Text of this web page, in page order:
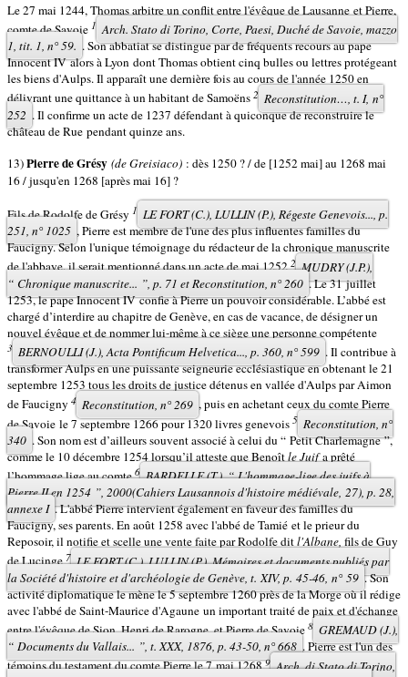
Le 27 mai 1244, Thomas arbitre un conflit entre l'évêque de Lausanne et Pierre,
comte de Savoie 1 Arch. Stato di Torino, Corte, Paesi, Duché de Savoie, mazzo
1, tit. 1, n° 59. . Son abbatiat se distingue par de fréquents recours au pape
Innocent IV alors à Lyon dont Thomas obtient cinq bulles ou lettres protégeant
les biens d'Aulps. Il apparaît une dernière fois au cours de l'année 1250 en
délivrant une quittance à un habitant de Samoëns 2 Reconstitution…, t. I, n°
252 . Il confirme un acte de 1237 défendant à quiconque de reconstruire le
château de Rue pendant quinze ans.
13)Pierre de Grésy (de Greisiaco) : dès 1250 ? / de [1252 mai] au 1268 mai
16 / jusqu'en 1268 [après mai ­16] ?
Fils de Rodolfe de Grésy 1 LE FORT (C.), LULLIN (P.), Régeste Genevois..., p.
251, n° 1025 , Pierre est membre de l'une des plus influentes familles du
Faucigny. Selon l'unique témoignage du rédacteur de la chronique manuscrite
de l'abbaye, il serait mentionné dans un acte de mai 1252 2 MUDRY (J.P.),
“ Chronique manuscrite... ”, p. 71 etReconstitution, n° 260 . Le 31 juillet
1253, le pape Innocent IV confie à Pierre un pouvoir considérable. L’abbé est
chargé d’interdire au chapitre de Genève, en cas de vacance, de désigner un
nouvel évêque et de nommer lui-même à ce siège une personne compétente
3 BERNOULLI (J.),Acta Pontificum Helvetica..., p. 360, n° 599 . Il contribue à
transformer Aulps en une puissante seigneurie ecclésiastique en obtenant le 21
septembre 1253 tous les droits de justice détenus en vallée d'Aulps par Aimon
de Faucigny 4 Reconstitution, n° 269 , puis en achetant ceux du comte Pierre
de Savoie le 7 septembre 1266 pour 1320 livres genevois 5 Reconstitution, n°
340 . Son nom est d’ailleurs souvent associé à celui du “ Petit Charlemagne ”,
comme le 10 décembre 1254 lorsqu’il atteste que Benoîtle Juif a prêté
l’hommage lige au comte 6 BARDELLE (T.), “ L'hommage-lige des juifs à
Pierre II en 1254 ”, 2000(Cahiers Lausannois d'histoire médiévale, 27), p. 28,
annexe I . L'abbé Pierre intervient également en faveur des familles du
Faucigny, ses parents. En août 1258 avec l'abbé de Tamié et le prieur du
Reposoir, il notifie et scelle une vente faite par Rodolfe ditl'Albane, fils de Guy
de Lucinge 7 LE FORT (C.), LULLIN (P.),Mémoires et documents publiés par
la Société d'histoire et d'archéologie de Genève, t. XIV, p. 45-46, n° 59 . Son
activité diplomatique le mène le 5 septembre 1260 près de la Morge où il rédige
avec l'abbé de Saint-Maurice d'Agaune un important traité de paix et d'échange
entre l'évêque de Sion, Henri de Rarogne, et Pierre de Savoie 8 GREMAUD (J.),
“ Documents du Vallais... ”, t. XXX, 1876, p. 43-50, n° 668 . Pierre est l'un des
témoins du testament du comte Pierre le 7 mai 1268 9 Arch. di Stato di Torino,